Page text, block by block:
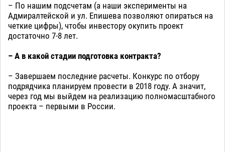
– По нашим подсчетам (а наши эксперименты на
Адмиралтейской и ул. Епишева позволяют опираться на
четкие цифры), чтобы инвестору окупить проект
достаточно 7-8 лет.
– А в какой стадии подготовка контракта?
– Завершаем последние расчеты. Конкурс по отбору
подрядчика планируем провести в 2018 году. А значит,
через год мы выйдем на реализацию полномасштабного
проекта – первыми в России.